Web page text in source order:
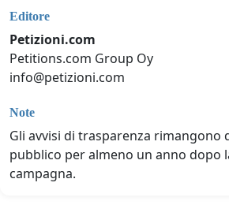
Editore
Petizioni.com
Petitions.com Group Oy
info@petizioni.com
Note
Gli avvisi di trasparenza rimangono
pubblico per almeno un anno dopo
campagna.